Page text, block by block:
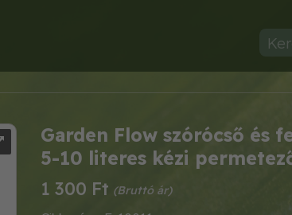
Garden Flow szórócső és
5-10 literes kézi
1 300 Ft